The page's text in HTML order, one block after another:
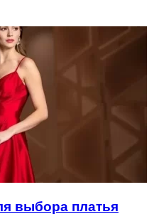
выбора платья